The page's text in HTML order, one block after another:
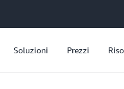
Soluzioni Prezzi